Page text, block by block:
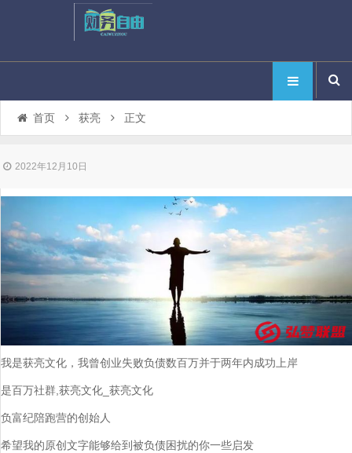
首页 获亮 正文
2022年12月10日
我是获亮文化，我曾创业失败负债数百万并于两年内成功上岸
是百万社群,获亮文化_获亮文化
负富纪陪跑营的创始人
希望我的原创文字能够给到被负债困扰的你一些启发